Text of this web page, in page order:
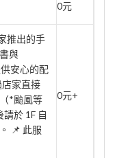
0元
推出的手
與
安心的配
家直接
*颱風等
於 1F 自
📌 此服
0元+